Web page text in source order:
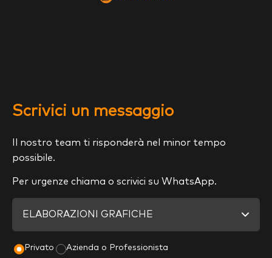
Scrivici un messaggio
Il nostro team ti risponderà nel minor tempo
possibile.
Per urgenze chiama o scrivici su WhatsApp.
Privato Azienda o Professionista